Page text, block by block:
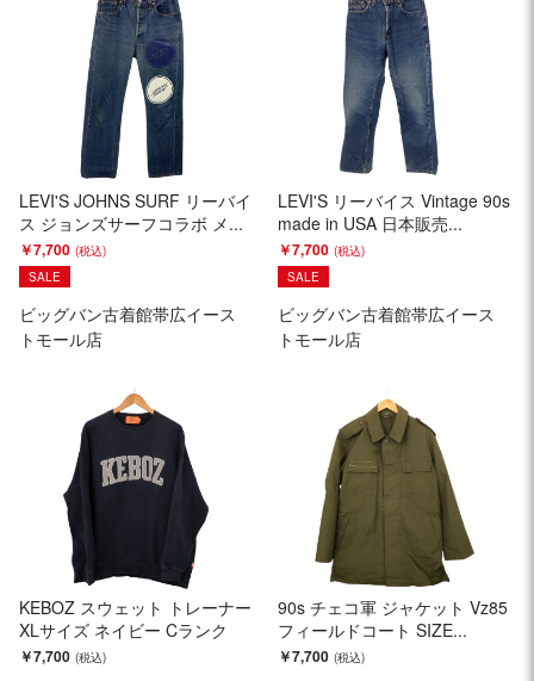
LEVI'S JOHNS SURF リーバイ
ス ジョンズサーフコラボ メ...
￥7,700
SALE
ビッグバン古着館帯広イース
トモール店
LEVI'S リーバイス Vintage 90s
made in USA 日本販売...
￥7,700
SALE
ビッグバン古着館帯広イース
トモール店
KEBOZ スウェット トレーナー
XLサイズ ネイビー Cランク
￥7,700
90s チェコ軍 ジャケット Vz85
フィールドコート SIZE...
￥7,700